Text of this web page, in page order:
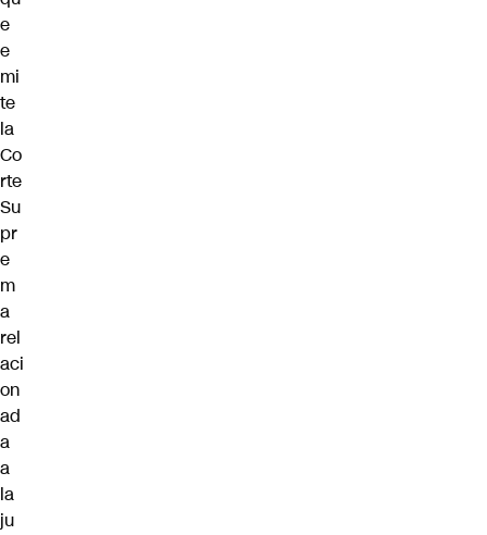
e
e
mi
te
la
Co
rte
Su
pr
e
m
a
rel
aci
on
ad
a
a
la
ju